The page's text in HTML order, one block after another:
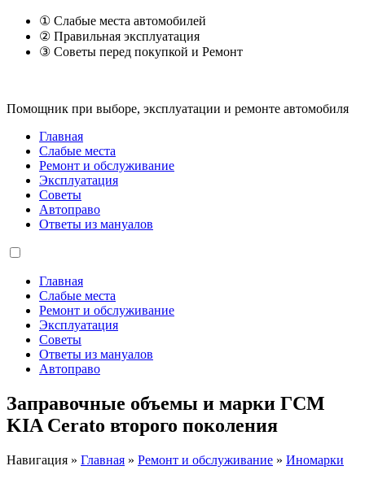
① Слабые места автомобилей
② Правильная эксплуатация
③ Советы перед покупкой и Ремонт
Помощник при выборе, эксплуатации и ремонте автомобиля
Главная
Слабые места
Ремонт и обслуживание
Эксплуатация
Советы
Автоправо
Ответы из мануалов
Главная
Слабые места
Ремонт и обслуживание
Эксплуатация
Советы
Ответы из мануалов
Автоправо
Заправочные объемы и марки ГСМ
KIA Cerato второго поколения
Навигация » Главная » Ремонт и обслуживание » Иномарки